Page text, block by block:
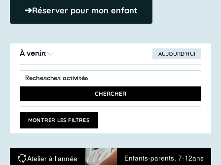
➔Réserver pour mon enfant
AUJOURD’HUI
À venir
LA
DATE
Recherche
et
de
vues
Activités
SAISIR
MOT-
ACTIVITÉS
MOT-
CLÉ.
CHERCHER
MONTRER LES FILTRES
Atelier à l’année Enfants-parents, 7-12ans